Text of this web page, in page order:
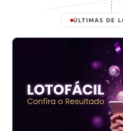
ÚLTIMAS DE